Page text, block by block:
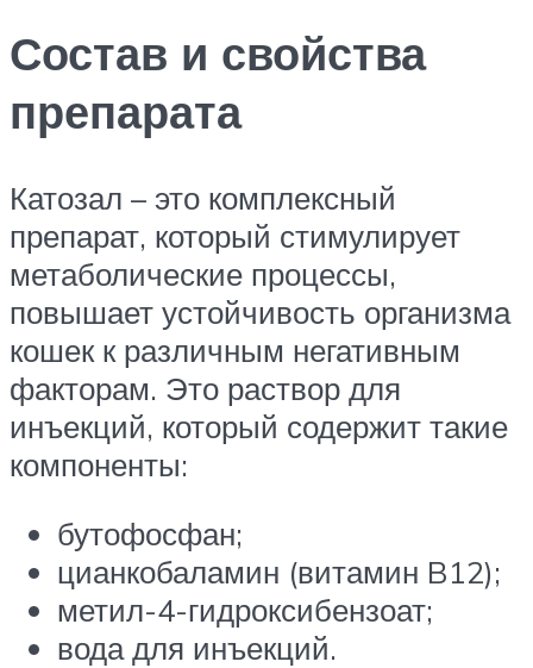
Состав и свойства
препарата
Катозал – это комплексный
препарат, который стимулирует
метаболические процессы,
повышает устойчивость организма
кошек к различным негативным
факторам. Это раствор для
инъекций, который содержит такие
компоненты:
бутофосфан;
цианкобаламин (витамин B12);
метил-4-гидроксибензоат;
вода для инъекций.